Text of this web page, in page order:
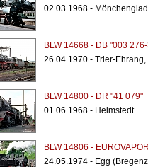
02.03.1968 -
BLW 14668 - DB "003
26.04.1970 - Trier-
BLW 14800 - DR "41 079"
01.06.1968 - Helmstedt
BLW 14806 -
24.05.1974 - Egg